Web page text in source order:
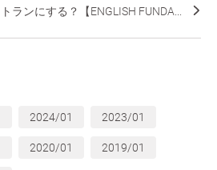
ランにする？【ENGLISH FUNDA...
2024/01 2023/01
2020/01 2019/01